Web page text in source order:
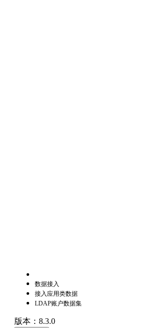
数据接入
接入应用类数据
LDAP账户数据集
版本：8.3.0